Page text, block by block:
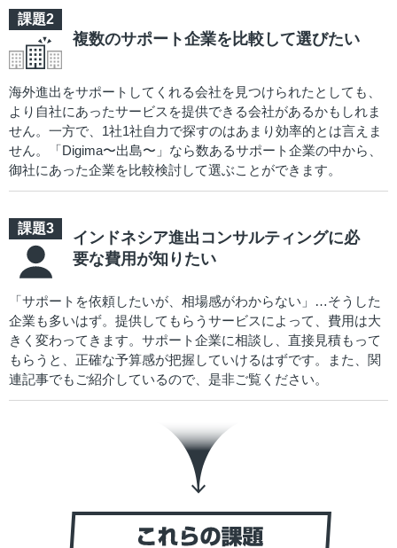
複数のサポート企業を比較して選びたい
海外進出をサポートしてくれる会社を見つけられたとしても、
より自社にあったサービスを提供できる会社があるかもしれま
せん。一方で、1社1社自力で探すのはあまり効率的とは言えま
せん。「Digima〜出島〜」なら数あるサポート企業の中から、
御社にあった企業を比較検討して選ぶことができます。
インドネシア進出コンサルティングに必
要な費用が知りたい
「サポートを依頼したいが、相場感がわからない」…そうした
企業も多いはず。提供してもらうサービスによって、費用は大
きく変わってきます。サポート企業に相談し、直接見積もって
もらうと、正確な予算感が把握していけるはずです。また、関
連記事でもご紹介しているので、是非ご覧ください。